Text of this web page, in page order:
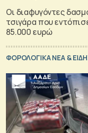
Οι διαφυγόντες
τσιγάρα που
85.000 ευρώ
ΦΟΡΟΛΟΓΙΚΑ ΝΕΑ &